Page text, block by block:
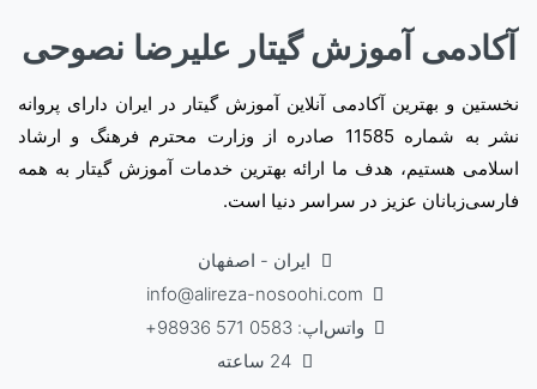
آکادمی آموزش گیتار علیرضا نصوحی
نخستین و بهترین آکادمی آنلاین آموزش گیتار در ایران دارای پروانه
نشر به شماره 11585 صادره از وزارت محترم فرهنگ و ارشاد
اسلامی هستیم، هدف ما ارائه بهترین خدمات آموزش گیتار به همه
فارسی‌زبانان عزیز در سراسر دنیا است.
ایران - اصفهان
info@alireza-nosoohi.com
واتس‌اپ: 0583 571 98936+
24 ساعته